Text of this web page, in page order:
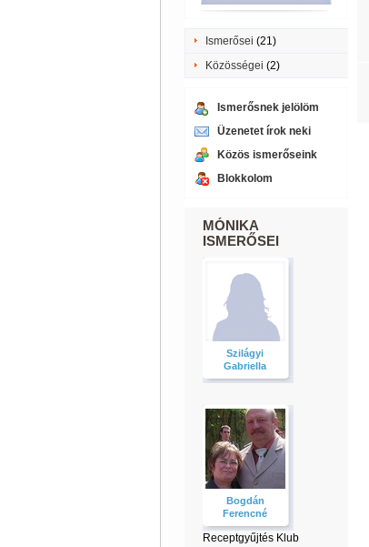
Ismerősei (21)
Közösségei (2)
Ismerősnek jelölöm
Üzenetet írok neki
Közös ismerőseink
Blokkolom
MÓNIKA
ISMERŐSEI
Szilágyi
Gabriella
Bogdán
Ferencné
Receptgyűjtés Klub